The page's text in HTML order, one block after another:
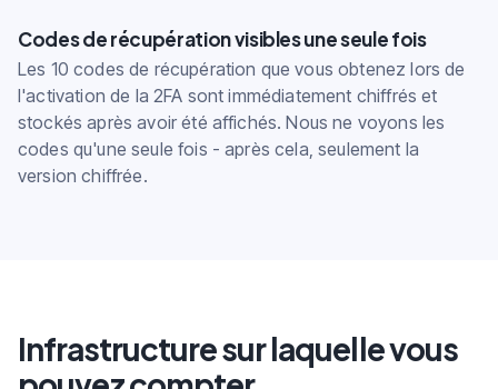
Codes de récupération visibles une seule fois
Les 10 codes de récupération que vous obtenez lors de
l'activation de la 2FA sont immédiatement chiffrés et
stockés après avoir été affichés. Nous ne voyons les
codes qu'une seule fois - après cela, seulement la
version chiffrée.
Infrastructure sur laquelle vous